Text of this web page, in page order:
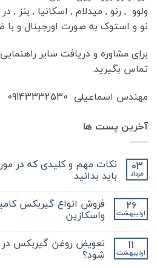
ولوو , رنو , میدلام , اسکانیا , بنز
نو و استوک به صورت اورجینال و
برای مشاوره و دریافت سایر
تماس بگیرید.
مهندس اسماعیلی 09143332530
آخرین پست ها
03
مرداد باید بدانید
دیدگاهی
نکات
مهم
کلیدی
در
مورد
نشده 26
اردیبهشت
فروش انواع گیربکس
واسکازین
برای
فروش
انواع
ثبت
نشده 11
اردیبهشت
تعویض روغن گیربکس در
شود؟